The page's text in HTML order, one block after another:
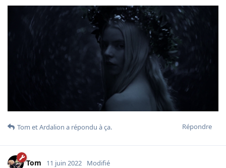
Répondre
Tom etArdalion a répondu à ça.
Tom 11 juin 2022 Modifié